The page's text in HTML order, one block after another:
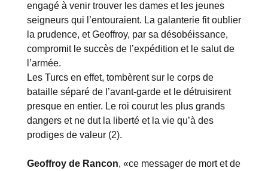
engagé à venir trouver les dames et les jeunes
seigneurs qui l’entouraient. La galanterie fit oublier
la prudence, et Geoffroy, par sa désobéissance,
compromit le succès de l’expédition et le salut de
l’armée.
Les Turcs en effet, tombèrent sur le corps de
bataille séparé de l’avant-garde et le détruisirent
presque en entier. Le roi courut les plus grands
dangers et ne dut la liberté et la vie qu’à des
prodiges de valeur (2).
Geoffroy de Rancon, «ce messager de mort et de